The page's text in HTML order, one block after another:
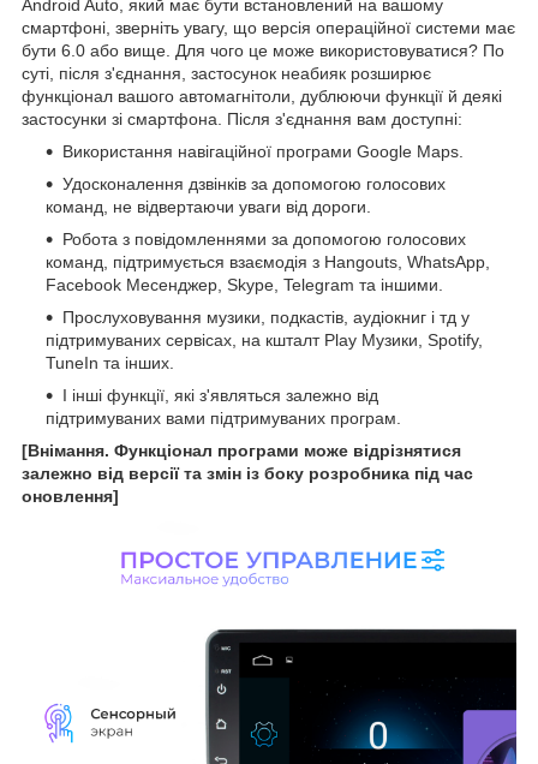
Android Auto, який має бути встановлений на вашому
смартфоні, зверніть увагу, що версія операційної системи має
бути 6.0 або вище. Для чого це може використовуватися? По
суті, після з'єднання, застосунок неабияк розширює
функціонал вашого автомагнітоли, дублюючи функції й деякі
застосунки зі смартфона. Після з'єднання вам доступні:
Використання навігаційної програми Google Maps.
Удосконалення дзвінків за допомогою голосових
команд, не відвертаючи уваги від дороги.
Робота з повідомленнями за допомогою голосових
команд, підтримується взаємодія з Hangouts, WhatsApp,
Facebook Месенджер, Skype, Telegram та іншими.
Прослуховування музики, подкастів, аудіокниг і тд у
підтримуваних сервісах, на кшталт Play Музики, Spotify,
TuneIn та інших.
І інші функції, які з'являться залежно від
підтримуваних вами підтримуваних програм.
[Внімання. Функціонал програми може відрізнятися
залежно від версії та змін із боку розробника під час
оновлення]